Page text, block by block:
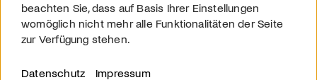
beachten Sie, dass auf Basis Ihrer Einstellungen
womöglich nicht mehr alle Funktionalitäten der Seite
zur Verfügung stehen.
Datenschutz Impressum